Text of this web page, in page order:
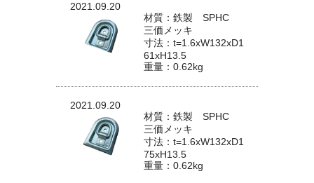
2021.09.20
材質：鉄製 SPHC
三価メッキ
寸法：t=1.6xW132xD1
61xH13.5
重量：0.62kg
2021.09.20
材質：鉄製 SPHC
三価メッキ
寸法：t=1.6xW132xD1
75xH13.5
重量：0.62kg